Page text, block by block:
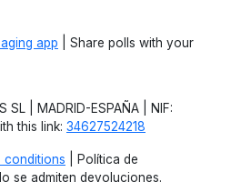
app | Share polls with your
SL | MADRID-ESPAÑA | NIF:
this link: 34627524218
conditions | Política de
se admiten devoluciones.